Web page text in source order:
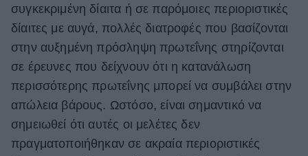
συγκεκριμένη δίαιτα ή σε παρόμοιες περιοριστικές
δίαιτες με αυγά, πολλές διατροφές που βασίζονται
στην αυξημένη πρόσληψη πρωτεΐνης στηρίζονται
σε έρευνες που δείχνουν ότι η κατανάλωση
περισσότερης πρωτεΐνης μπορεί να συμβάλει στην
απώλεια βάρους. Ωστόσο, είναι σημαντικό να
σημειωθεί ότι αυτές οι μελέτες δεν
πραγματοποιήθηκαν σε ακραία περιοριστικές